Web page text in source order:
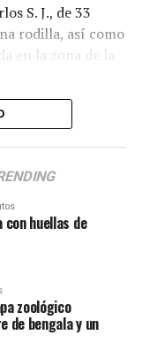
S. J., de 33
rodilla, así como
en la zona de la
años; Ana, de
como Abraham
padre de
para procesar
búsqueda del
con huellas de
zoológico
de bengala y un